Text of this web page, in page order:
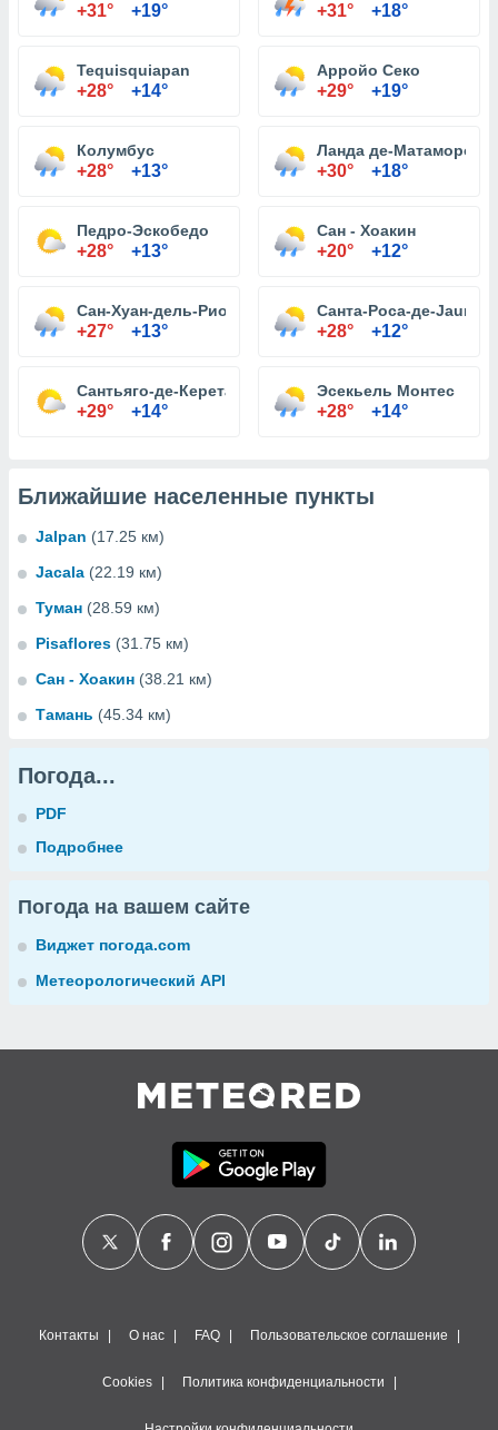
+31° +19° +31° +18°
Tequisquiapan
+28° +14°
Арройо Секо
+29° +19°
Колумбус
+28° +13°
Ланда де-Матаморос
+30° +18°
Педро-Эскобедо
+28° +13°
Сан - Хоакин
+20° +12°
Сан-Хуан-дель-Рио
+27° +13°
Санта-Роса-де-
+28° +12°
Сантьяго-де-Керетаро
+29° +14°
Эсекьель Монтес
+28° +14°
Ближайшие населенные пункты
Jalpan (17.25 км)
Jacala (22.19 км)
Туман (28.59 км)
Pisaflores (31.75 км)
Сан - Хоакин (38.21 км)
Тамань (45.34 км)
Погода...
PDF
Подробнее
Погода на вашем сайте
Виджет погода.com
Метеорологический API
Контакты О нас FAQ Пользовательское соглашение
Cookies Политика конфиденциальности